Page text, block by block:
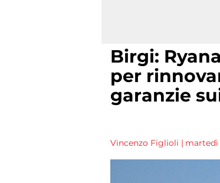
Birgi:
per
garanzie
Vincenzo Figlioli | martedì